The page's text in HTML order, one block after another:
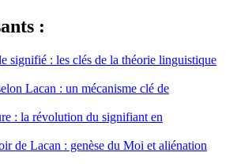
:
signifié : les clés de la théorie linguistique
Lacan : un mécanisme clé de
: la révolution du signifiant en
de Lacan : genèse du Moi et aliénation